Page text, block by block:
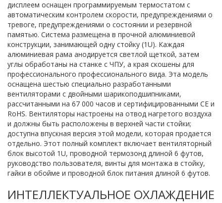
дисплеем оснащен программируемым термостатом с
автоматическим контролем скорости, предупреждениями о
тревоге, предупреждениями о состоянии и резервной
памятью. Система размещена в прочной алюминиевой
конструкции, занимающей одну стойку (1U). Каждая
алюминиевая рама анодируется светлой щеткой, затем
углы обработаны на станке с ЧПУ, а края скошены для
профессионального профессионального вида. Эта модель
оснащена шестью специально разработанными
вентиляторами с двойными шарикоподшипниками,
рассчитанными на 67 000 часов и сертифицированными CE и
RoHS. Вентиляторы настроены на отвод нагретого воздуха
и должны быть расположены в верхней части стойки;
доступна впускная версия этой модели, которая продается
отдельно. Этот полный комплект включает вентиляторный
блок высотой 1U, проводной термозонд длиной 6 футов,
руководство пользователя, винты для монтажа в стойку,
гайки в обойме и проводной блок питания длиной 6 футов.
ИНТЕЛЛЕКТУАЛЬНОЕ ОХЛАЖДЕНИЕ